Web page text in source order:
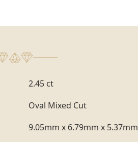
2.45 ct
Oval Mixed Cut
9.05mm x 6.79mm x 5.37mm